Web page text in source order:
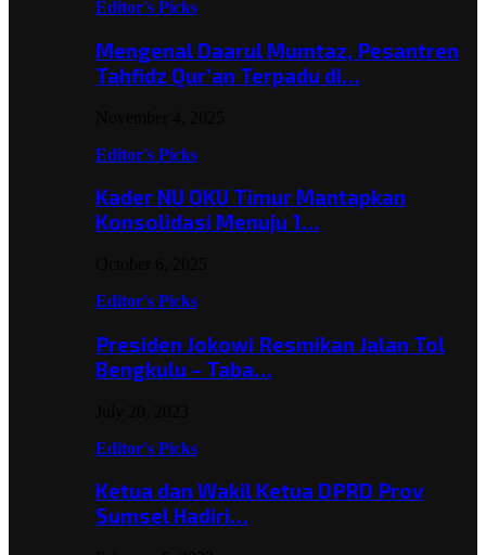
Editor's Picks
Mengenal Daarul Mumtaz, Pesantren
Tahfidz Qur’an Terpadu di…
Editor's Picks
Kader NU OKU Timur Mantapkan
Konsolidasi Menuju 1…
Editor's Picks
Presiden Jokowi Resmikan Jalan Tol
Bengkulu – Taba…
Editor's Picks
Ketua dan Wakil Ketua DPRD Prov
Sumsel Hadiri…